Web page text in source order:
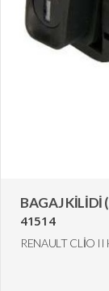
BAGAJ KİLİDİ
41514
RENAULT CLİO II